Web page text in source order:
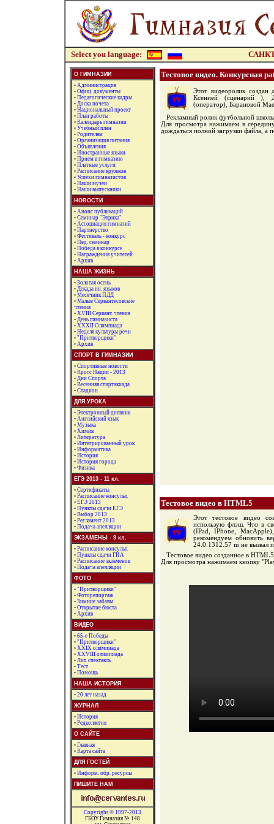
Select you language:
О ГИМНАЗИИ
• Администрация
• Офиц. документы
• Педагогические кадры
• Доска почета
• Национальный проект
• План работы
• Календарь гимназии
• Учебный план
• Родителям
• Организация питания
• Объявления
• Иностранные языки
• Прием в гимназию
• Платные услуги
• Расписание кружков
• Успехи гимназистов
• Наши музеи
• Наши выпускники
НОВОСТИ
• Анонс публикаций
• Семинар "Эврика"
• Ассоциация гимназий
• Партнерство
• Фестиваль - конкурс
• Пед. семинар
• Победа в конкурсе
• Награждения учителей
• Архив
НАША ЖИЗНЬ
• Золотая осень
• Декада ин. языков
• Месячник ПДД
• Малые Сервантесовские
чтения
• XVIII Сервант. чтения
• День гимназиста
• ХХХII Олимпиада
• Неделя культуры речи
• "Притворщики"
• Архив
СПОРТ В ГИМНАЗИИ
• Спортивные новости
• Кросс Нации - 2013
• Дни Спорта
• Весенняя спартакиада
• Стадион
ДЛЯ УРОКА
• Электронный дневник
• Английский язык
• Музыка
• Химия
• Литература
• Интегрированный урок
• Информатика
• История
• История города
• Физика
ЕГЭ 2013 - 11 кл.
• Сертификаты
• Расписание консульт.
• ЕГЭ 2013
• Пункты сдачи ЕГЭ
• Выбор 2013
• Регламент 2013
• Подача апелляции
ЭКЗАМЕНЫ - 9 кл.
• Расписание консульт.
• Пункты сдачи ГИА
• Расписание экзаменов
• Подача апелляции
ФОТО
• "Притворщики"
• Фоторепортаж
• Зимние забавы
• Открытие бюста
• Архив
ВИДЕО
• 65-е Победы
• "Притворщики"
• XXIX олимпиада
• XXVIII олимпиада
• Лит. спектакль
• Тест
• Помощь
НАША ИСТОРИЯ
• 20 лет назад
ЖУРНАЛ
• История
• Редколлегия
О САЙТЕ
• Главная
• Карта сайта
ДЛЯ ГОСТЕЙ
• Информ. обр. ресурсы
ПИШИТЕ НАМ
Copyright © 1997-2013
ГБОУ Гимназия № 148
Тестовое видео. Конкурсная
Этот видеоролик
Ксенией (сценарий ),
(оператор), Барановой
Рекламный ролик футбольной
Для просмотра нажимаем в
дождаться полной загрузки файла,
Тестовое видео в HTML5
Этот тестовое видео
использую флэш. Что в
(IPad, IPhone,
рекомендуем обновить
24.0.1312.57 m не вызвал
Тестовое видео созданное в HTML5
Для просмотра нажимаем кнопку